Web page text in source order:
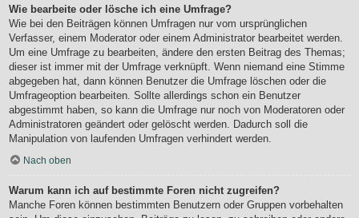
Wie bearbeite oder lösche ich eine Umfrage?
Wie bei den Beiträgen können Umfragen nur vom ursprünglichen
Verfasser, einem Moderator oder einem Administrator bearbeitet werden.
Um eine Umfrage zu bearbeiten, ändere den ersten Beitrag des Themas;
dieser ist immer mit der Umfrage verknüpft. Wenn niemand eine Stimme
abgegeben hat, dann können Benutzer die Umfrage löschen oder die
Umfrageoption bearbeiten. Sollte allerdings schon ein Benutzer
abgestimmt haben, so kann die Umfrage nur noch von Moderatoren oder
Administratoren geändert oder gelöscht werden. Dadurch soll die
Manipulation von laufenden Umfragen verhindert werden.
Nach oben
Warum kann ich auf bestimmte Foren nicht zugreifen?
Manche Foren können bestimmten Benutzern oder Gruppen vorbehalten